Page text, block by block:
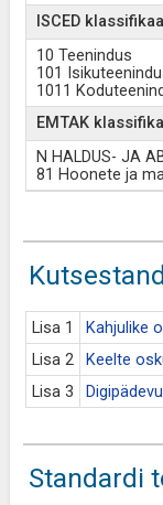
ISCED
10 Teenindus
101
1011
EMTAK
N HALDUS- JA
81 Hoonete ja
Lisa 1
Kahjulike
Lisa 2
Keelte
Lisa 3
Standardi